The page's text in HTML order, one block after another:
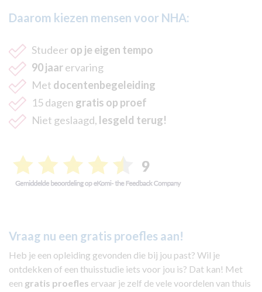
Daarom kiezen mensen voor NHA:
Studeerop je eigen tempo
90 jaarervaring
Met docentenbegeleiding
15 dagen gratis op proef
Niet geslaagd, lesgeld terug!
Vraag nu een gratis proefles aan!
Heb je een opleiding gevonden die bij jou past? Wil je
ontdekken of een thuisstudie iets voor jou is? Dat kan! Met
een gratis proefles ervaar je zelf de vele voordelen van thuis